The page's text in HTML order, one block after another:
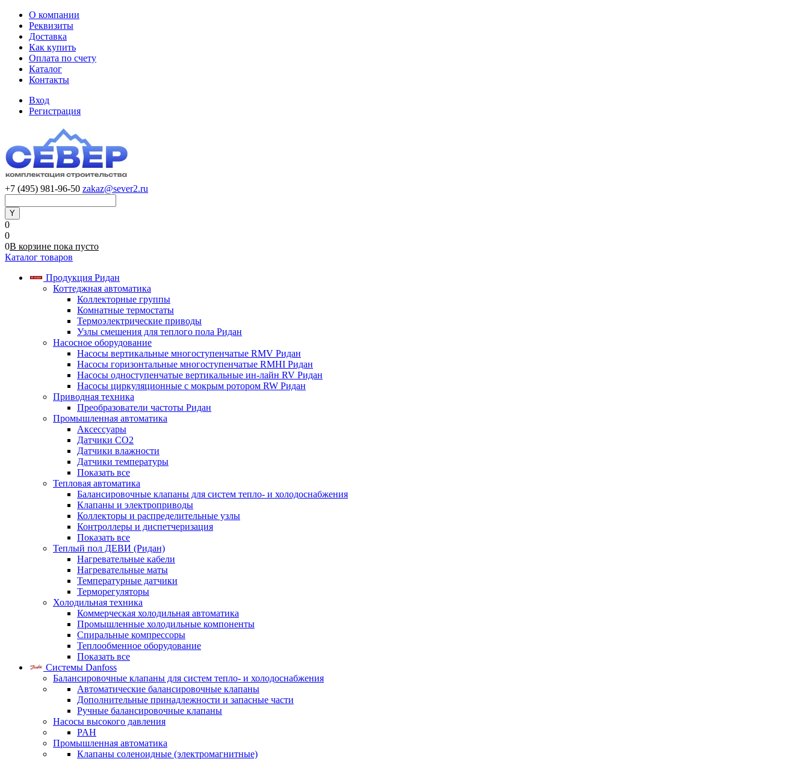
О компании
Реквизиты
Доставка
Как купить
Оплата по счету
Каталог
Контакты
Вход
Регистрация
+7 (495) 981-96-50 zakaz@sever2.ru
0
0
0В корзине пока пусто
Каталог товаров
Продукция Ридан
Коттеджная автоматика
Коллекторные группы
Комнатные термостаты
Термоэлектрические приводы
Узлы смешения для теплого пола Ридан
Насосное оборудование
Насосы вертикальные многоступенчатые RMV Ридан
Насосы горизонтальные многоступенчатые RMHI Ридан
Насосы одноступенчатые вертикальные ин-лайн RV Ридан
Насосы циркуляционные с мокрым ротором RW Ридан
Приводная техника
Преобразователи частоты Ридан
Промышленная автоматика
Аксессуары
Датчики CO2
Датчики влажности
Датчики температуры
Показать все
Тепловая автоматика
Балансировочные клапаны для систем тепло- и холодоснабжения
Клапаны и электроприводы
Коллекторы и распределительные узлы
Контроллеры и диспетчеризация
Показать все
Теплый пол ДЕВИ (Ридан)
Нагревательные кабели
Нагревательные маты
Температурные датчики
Терморегуляторы
Холодильная техника
Коммерческая холодильная автоматика
Промышленные холодильные компоненты
Спиральные компрессоры
Теплообменное оборудование
Показать все
Системы Danfoss
Балансировочные клапаны для систем тепло- и холодоснабжения
Автоматические балансировочные клапаны
Дополнительные принадлежности и запасные части
Ручные балансировочные клапаны
Насосы высокого давления
PAH
Промышленная автоматика
Клапаны соленоидные (электромагнитные)